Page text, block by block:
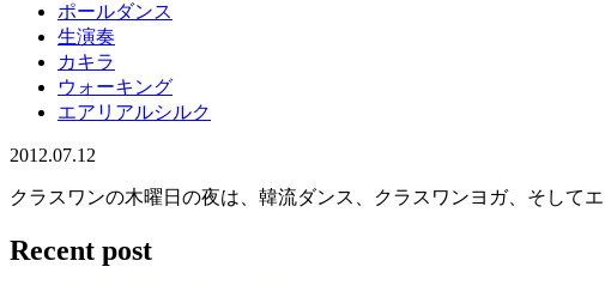
ポールダンス
生演奏
カキラ
ウォーキング
エアリアルシルク
2012.07.12
クラスワンの木曜日の夜は、韓流ダンス、クラスワンヨガ、そして
Recent post